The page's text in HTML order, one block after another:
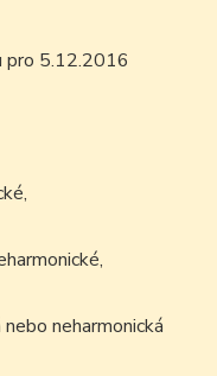
pro 5.12.2016
neharmonická